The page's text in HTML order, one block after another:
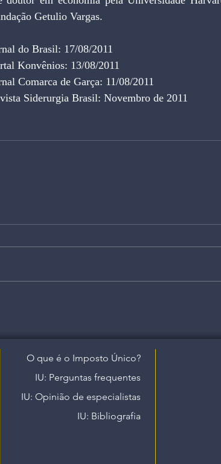
Getulio Vargas.
do Brasil: 17/08/2011
Konvênios: 13/08/2011
Comarca de Garça: 11/08/2011
Siderurgia Brasil: Novembro de 2011
O que é o Imposto Único?
IU: Perguntas frequentes
IU: Opinião de especialistas
IU: Bibliografia